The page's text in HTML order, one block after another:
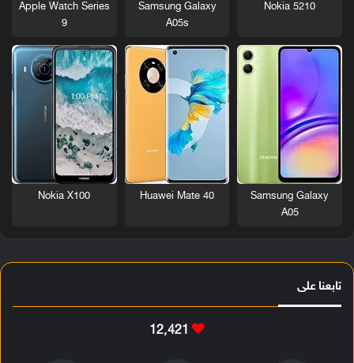
Nokia 5210
Samsung Galaxy
A05s
Apple Watch Series
9
Samsung Galaxy
A05
Huawei Mate 40
Nokia X100
تابعنا على
12٬421